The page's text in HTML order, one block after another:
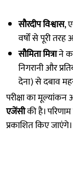
सौरदीप विश्वास,
वर्षों से पूरी
सौमिता मित्राने
निगरानी और
देना) से दबाव
परीक्षा का
एजेंसीकी है।
प्रकाशित किए जाएंगे।